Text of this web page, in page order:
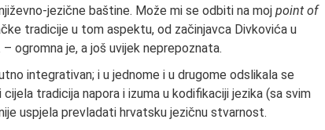
jezične baštine. Može mi se odbiti na moj point of
tradicije u tom aspektu, od začinjavca Divkovića u
ogromna je, a još uvijek neprepoznata.
integrativan; i u jednome i u drugome odslikala se
tradicija napora i izuma u kodifikaciji jezika (sa svim
uspjela prevladati hrvatsku jezičnu stvarnost.